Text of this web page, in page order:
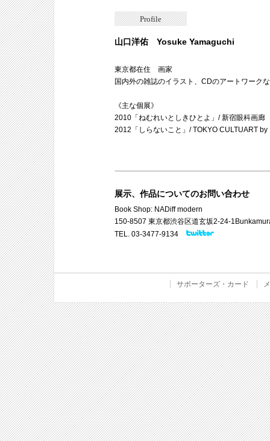
Profile
山口洋佑 Yosuke Yamaguchi
東京都在住 画家
国内外の雑誌のイラスト、CDのアートワーク
《主な個展》
2010「ねむれいとしきひとよ」/ 新宿眼科画廊
2012「しらないこと」/ TOKYO CULTUART by
展示、作品についてのお問い合わせ
Book Shop: NADiff modern
150-8507 東京都渋谷区道玄坂2-24-
TEL. 03-3477-9134
サポーターズ・カード